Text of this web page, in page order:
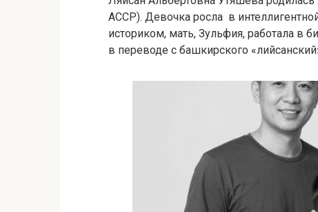
АССР). Девочка росла в
историком, мать, Зульфия, работала в
в переводе с башкирского